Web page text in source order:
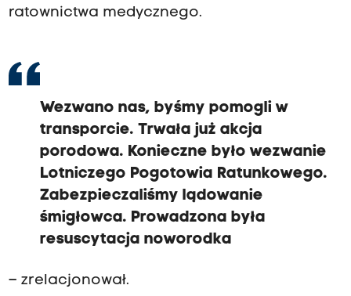
ratownictwa medycznego.
Wezwano nas, byśmy pomogli w
transporcie. Trwała już akcja
porodowa. Konieczne było wezwanie
Lotniczego Pogotowia Ratunkowego.
Zabezpieczaliśmy lądowanie
śmigłowca. Prowadzona była
resuscytacja noworodka
– zrelacjonował.